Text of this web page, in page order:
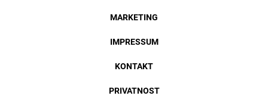
MARKETING
IMPRESSUM
KONTAKT
PRIVATNOST